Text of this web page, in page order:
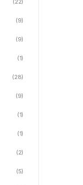
(9)
(9)
(1)
(28)
(9)
(1)
(1)
(2)
(5)